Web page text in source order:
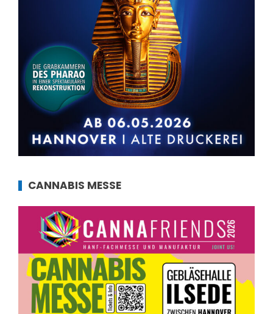
CANNABIS MESSE